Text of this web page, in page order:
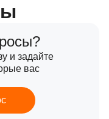
и задайте
вас